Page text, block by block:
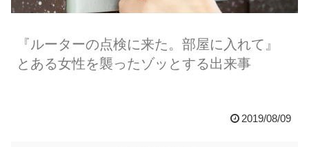
『ルーターの点検に来た。部屋に入れて』
とある女性を襲ったゾッとする出来事
2019/08/09